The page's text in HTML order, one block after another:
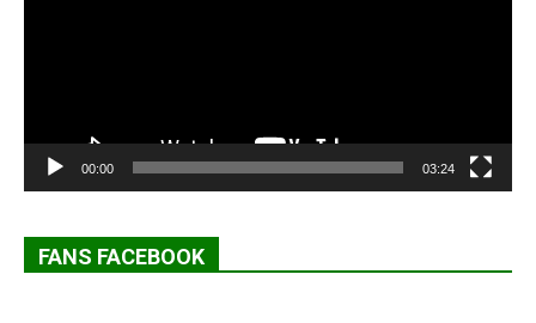
00:00 03:24
FANS FACEBOOK